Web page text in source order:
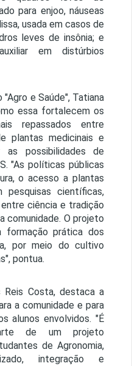
para enjoo, náuseas
usada em casos de
leves de insônia; e
em distúrbios
e Saúde", Tatiana
essa fortalecem os
repassados entre
plantas medicinais e
as possibilidades de
"As políticas públicas
o acesso a plantas
pesquisas científicas,
ciência e tradição
comunidade. O projeto
formação prática dos
por meio do cultivo
pontua.
Reis Costa, destaca a
a comunidade e para
alunos envolvidos. "É
de um projeto
de Agronomia,
integração e